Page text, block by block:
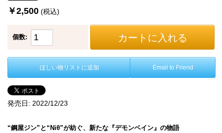
￥2,500 (税込)
個数: カートに入れる
ほしい物リストに追加 Email to Friend
発売日: 2022/12/23
“鋼屋ジン”と“Niθ”が紡ぐ、新たな『デモンベイン』の物語